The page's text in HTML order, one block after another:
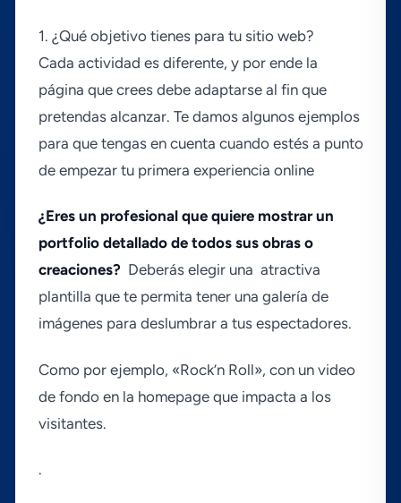
1. ¿Qué objetivo tienes para tu sitio web?
Cada actividad es diferente, y por ende la
página que crees debe adaptarse al fin que
pretendas alcanzar. Te damos algunos ejemplos
para que tengas en cuenta cuando estés a punto
de empezar tu primera experiencia online
¿Eres un profesional que quiere mostrar un
portfolio detallado de todos sus obras o
creaciones? Deberás elegir una atractiva
plantilla que te permita tener una galerí­a de
imágenes para deslumbrar a tus espectadores.
Como por ejemplo, «Rock’n Roll», con un video
de fondo en la homepage que impacta a los
visitantes.
.